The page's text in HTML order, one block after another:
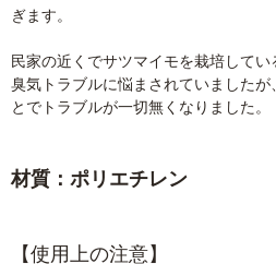
ぎます。
民家の近くでサツマイモを栽培して
臭気トラブルに悩まされていましたが
とでトラブルが一切無くなりました。
材質：ポリエチレン
【使用上の注意】